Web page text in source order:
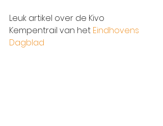
Leuk artikel over de Kivo
Kempentrail van het Eindhovens
Dagblad